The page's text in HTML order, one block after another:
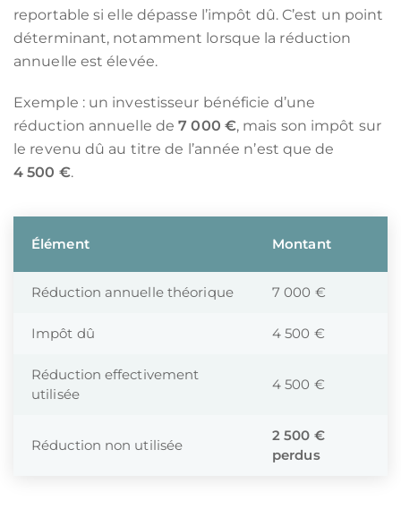
reportable si elle dépasse l’impôt dû. C’est un point
déterminant, notamment lorsque la réduction
annuelle est élevée.
Exemple : un investisseur bénéficie d’une
réduction annuelle de7 000 €, mais son impôt sur
le revenu dû au titre de l’année n’est que de
4 500 €.
Élément Montant
Réduction annuelle théorique 7 000 €
Impôt dû 4 500 €
Réduction effectivement
utilisée
4 500 €
Réduction non utilisée
2 500 €
perdus